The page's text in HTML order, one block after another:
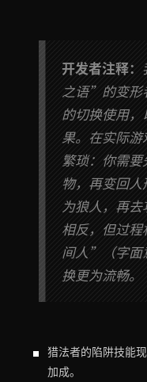
开发者注释：
之语”的变形
的切换使用
果。在实际
繁琐：你需
物，再变回
为狼人，再
相反，但过
间人”（字面
换更为流畅。
猎法者的陷阱技能
加成。